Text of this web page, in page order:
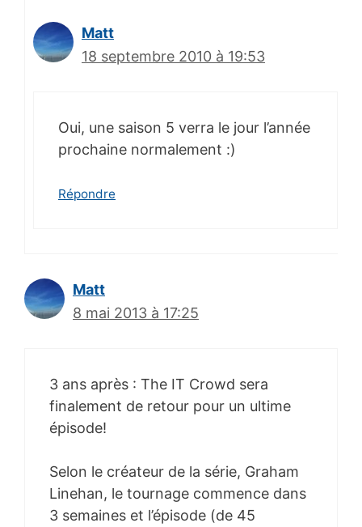
Matt
18 septembre 2010 à 19:53
Oui, une saison 5 verra le jour l’année
prochaine normalement :)
Répondre
Matt
8 mai 2013 à 17:25
3 ans après : The IT Crowd sera
finalement de retour pour un ultime
épisode!
Selon le créateur de la série, Graham
Linehan, le tournage commence dans
3 semaines et l’épisode (de 45